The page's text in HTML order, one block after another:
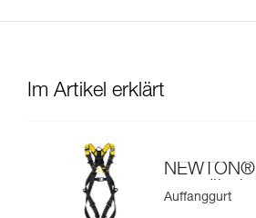
Im Artikel erklärt
NEWTON®
europäische
Ausführung
Auffanggurt